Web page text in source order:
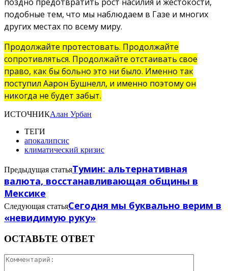
подобные тем, что мы наблюдаем в Газе и многих
других местах по всему миру.
Продолжайте протестовать. Продолжайте
сопротивляться. Продолжайте отстаивать свое
право, как бы больно это ни было. Именно так
поступил Аарон Бушнелл, и именно поэтому он
никогда не будет забыт.
ИСТОЧНИКАлан Урбан
ТЕГИ
апокалипсис
климатический кризис
Предыдущая статьяТумин: альтернативная
валюта, восстанавливающая общины в
Мексике
Следующая статьяСегодня мы буквально верим в
«невидимую руку»
ОСТАВЬТЕ ОТВЕТ